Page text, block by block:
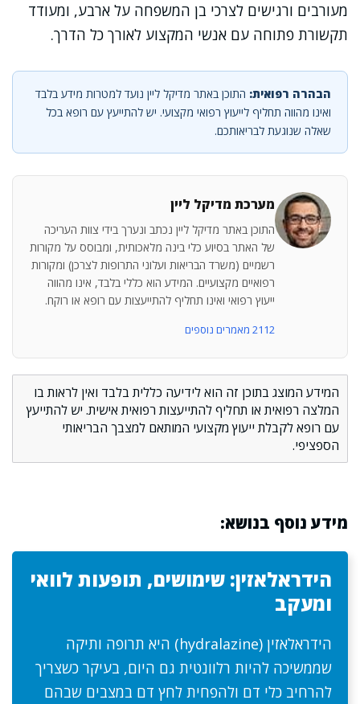
מעורבים ורגישים לצרכי בן המשפחה על ארבע, ומעודד
תקשורת פתוחה עם אנשי המקצוע לאורך כל הדרך.
הבהרה רפואית: התוכן באתר מדיקל ליין נועד למטרות מידע בלבד
ואינו מהווה תחליף לייעוץ רפואי מקצועי. יש להתייעץ עם רופא בכל
שאלה שנוגעת לבריאותכם.
מערכת מדיקל ליין
התוכן באתר מדיקל ליין נכתב ונערך בידי צוות העריכה
של האתר בסיוע כלי בינה מלאכותית, ומבוסס על מקורות
רשמיים (משרד הבריאות ועלוני התרופות לצרכן) ומקורות
רפואיים מקצועיים. המידע הוא כללי בלבד, אינו מהווה
ייעוץ רפואי ואינו תחליף להתייעצות עם רופא או רוקח.
2112 מאמרים נוספים
המידע המוצג בתוכן זה הוא לידיעה כללית בלבד ואין לראות בו
המלצה רפואית או תחליף להתייעצות רפואית אישית. יש להתייעץ
עם רופא לקבלת ייעוץ מקצועי המותאם למצבך הבריאותי
הספציפי.
מידע נוסף בנושא:
הידראלאזין: שימושים, תופעות לוואי
ומעקב
הידראלאזין (hydralazine) היא תרופה ותיקה
שממשיכה להיות רלוונטית גם היום, בעיקר כשצריך
להרחיב כלי דם ולהפחית לחץ דם במצבים שבהם